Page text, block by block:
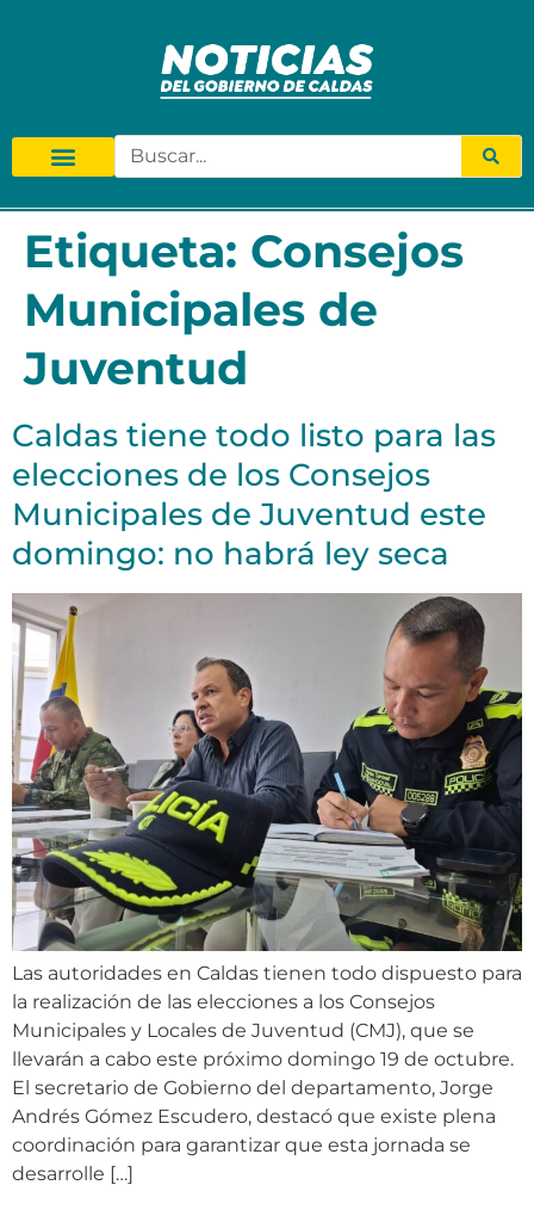
Etiqueta: Consejos
Municipales de
Juventud
Caldas tiene todo listo para las
elecciones de los Consejos
Municipales de Juventud este
domingo: no habrá ley seca
Las autoridades en Caldas tienen todo dispuesto para
la realización de las elecciones a los Consejos
Municipales y Locales de Juventud (CMJ), que se
llevarán a cabo este próximo domingo 19 de octubre.
El secretario de Gobierno del departamento, Jorge
Andrés Gómez Escudero, destacó que existe plena
coordinación para garantizar que esta jornada se
desarrolle […]